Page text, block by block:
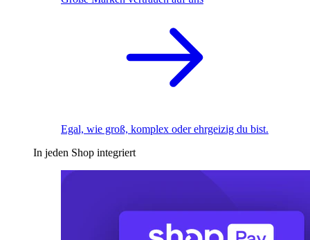
Egal, wie groß, komplex oder ehrgeizig du bist.
In jeden Shop integriert